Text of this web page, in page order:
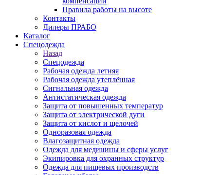
Правила работы на высоте
Контакты
Дилеры ПРАБО
Каталог
Спецодежда
Назад
Спецодежда
Рабочая одежда летняя
Рабочая одежда утеплённая
Сигнальная одежда
Антистатическая одежда
Защита от повышенных температур
Защита от электрической дуги
Защита от кислот и щелочей
Одноразовая одежда
Влагозащитная одежда
Одежда для медицины и сферы услуг
Экипировка для охранных структур
Одежда для пищевых производств